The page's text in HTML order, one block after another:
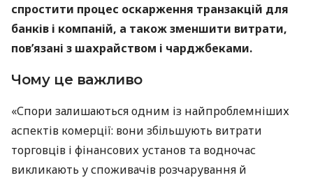
спростити процес оскарження транзакцій для
банків і компаній, а також зменшити витрати,
пов’язані з шахрайством і чарджбеками.
Чому це важливо
«Спори залишаються одним із найпроблемніших
аспектів комерції: вони збільшують витрати
торговців і фінансових установ та водночас
викликають у споживачів розчарування й